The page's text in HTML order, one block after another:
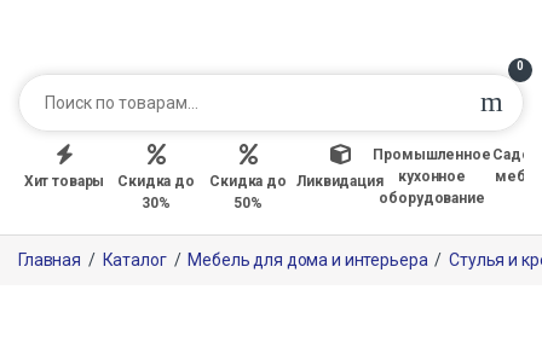
0
Хит товары
Скидка до
30%
Скидка до
50%
Ликвидация
Промышленное
кухонное
оборудование
Главная / Каталог / Мебель для дома и интерьера / Стулья и